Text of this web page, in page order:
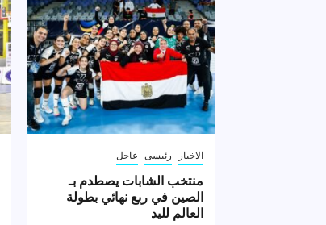
الاخبار رئيسى عاجل
منتخب الشابات يصطدم بـ
الصين في ربع نهائي بطولة
العالم لليد